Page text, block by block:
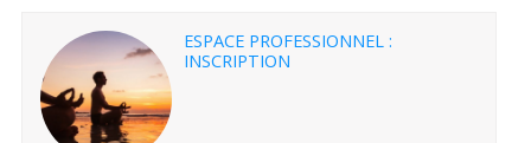
ESPACE PROFESSIONNEL :
INSCRIPTION